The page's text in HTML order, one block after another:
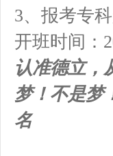
3、报考专
开班时间：
认准德立，
梦！不是梦
名